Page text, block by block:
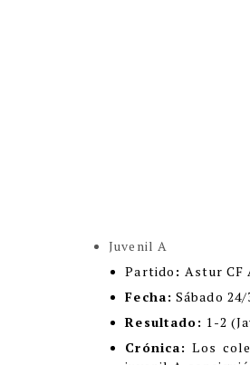
Juvenil A
Partido :Astur CF
Fecha: Sábado
Resultado: 1-2
Crónica: Los